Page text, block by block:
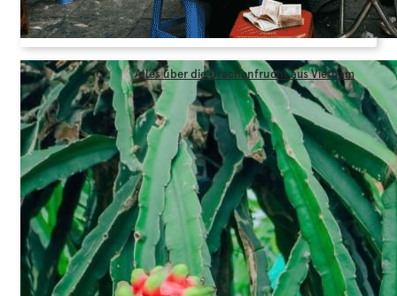
Alles über die Drachenfrucht aus Vietnam